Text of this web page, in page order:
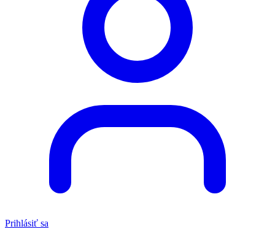
Prihlásiť sa